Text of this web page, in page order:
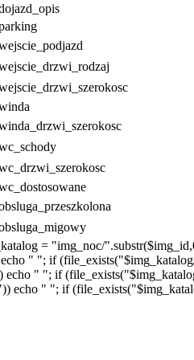
= "img_noc/
" "; if
echo " "; if
echo " "; if